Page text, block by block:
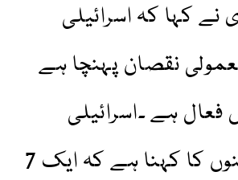
نے کہا کہ اسرائیلی
نقصان پہنچا ہے
فعال ہے ۔اسرائیلی
امدادی کارکنوں کا کہنا ہے کہ ایک 7